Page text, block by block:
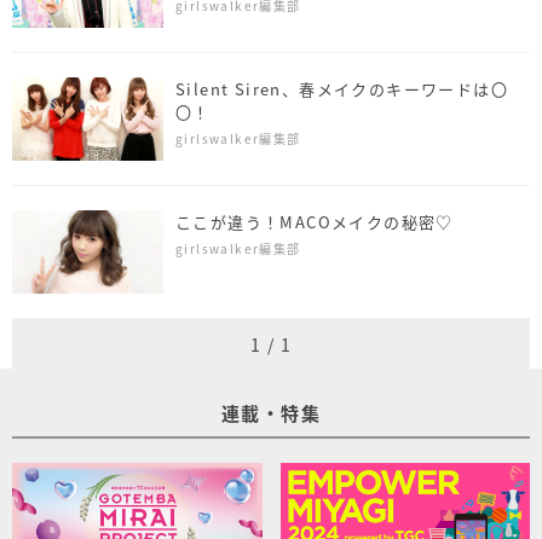
girlswalker編集部
Silent Siren、春メイクのキーワードは〇
〇！
girlswalker編集部
ここが違う！MACOメイクの秘密♡
girlswalker編集部
1 / 1
連載・特集